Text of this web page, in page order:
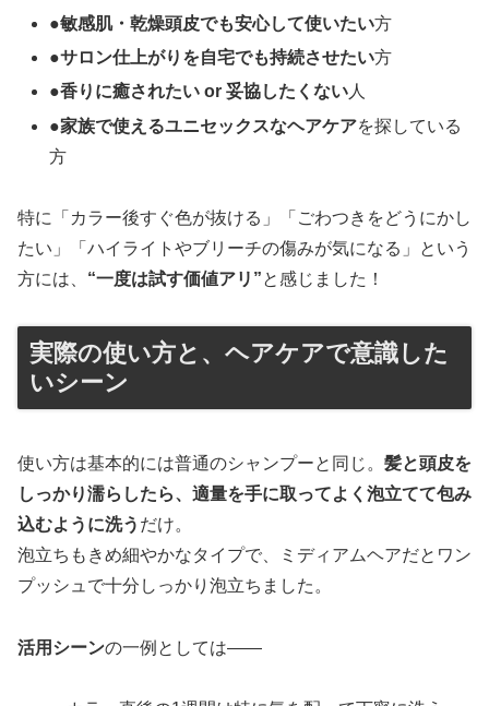
●敏感肌・乾燥頭皮でも安心して使いたい方
●サロン仕上がりを自宅でも持続させたい方
●香りに癒されたい or 妥協したくない人
●家族で使えるユニセックスなヘアケアを探している
方
特に「カラー後すぐ色が抜ける」「ごわつきをどうにかし
たい」「ハイライトやブリーチの傷みが気になる」という
方には、 “一度は試す価値アリ”と感じました！
実際の使い方と、ヘアケアで意識した
いシーン
使い方は基本的には普通のシャンプーと同じ。 髪と頭皮を
しっかり濡らしたら、適量を手に取ってよく泡立てて包み
込むように洗う だけ。
泡立ちもきめ細やかなタイプで、ミディアムヘアだとワン
プッシュで十分しっかり泡立ちました。
活用シーンの一例としては――